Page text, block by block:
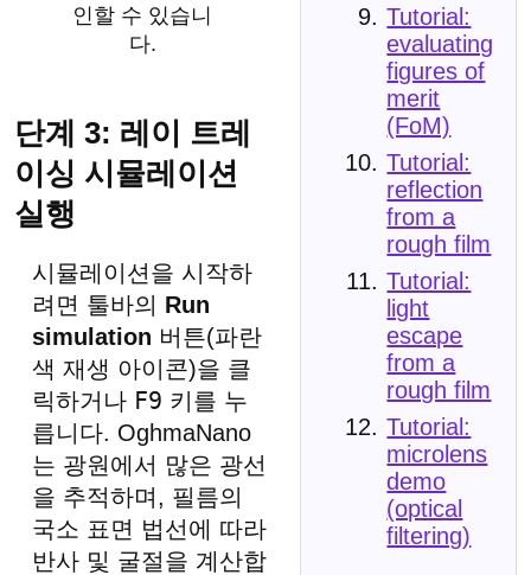
Tutorial:
evaluating
figures of
merit
(FoM)
Tutorial:
reflection
from a
rough film
Tutorial:
light
escape
from a
rough film
Tutorial:
microlens
demo
(optical
filtering)
인할 수 있습니
다.
단계 3: 레이 트레
이싱 시뮬레이션
실행
시뮬레이션을 시작하
려면 툴바의 Run
simulation 버튼(파란
색 재생 아이콘)을 클
릭하거나 F9 키를 누
릅니다. OghmaNano
는 광원에서 많은 광선
을 추적하며, 필름의
국소 표면 법선에 따라
반사 및 굴절을 계산합